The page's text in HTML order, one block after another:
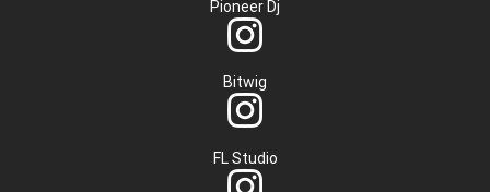
Pioneer Dj
Bitwig
FL Studio